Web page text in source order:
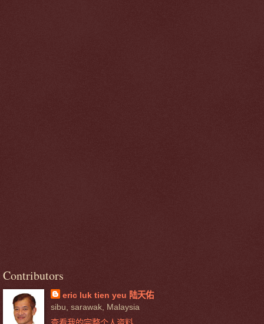
Contributors
eric luk tien yeu 陆天佑
sibu, sarawak, Malaysia